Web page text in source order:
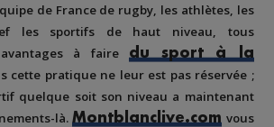
de France de rugby, les athlètes, les
les sportifs de haut niveau, tous
à faire
du sport à la
cette pratique ne leur est pas réservée ;
quelque soit son niveau a maintenant
là.Montblanclive.com vous